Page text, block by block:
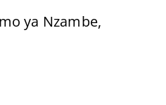
ya Nzambe,